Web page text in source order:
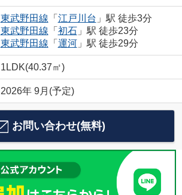
東武野田線 「 江戸川台 」駅 徒歩3分
東武野田線 「 初石」駅 徒歩23分
東武野田線 「 運河」駅 徒歩29分
1LDK(40.37㎡)
2026年 9月(予定)
お問い合わせ(無料)